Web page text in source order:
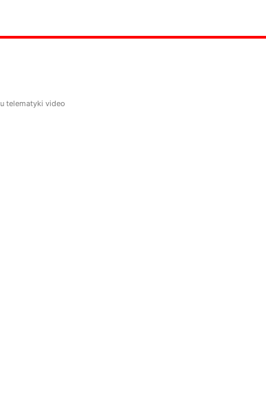
telematyki video